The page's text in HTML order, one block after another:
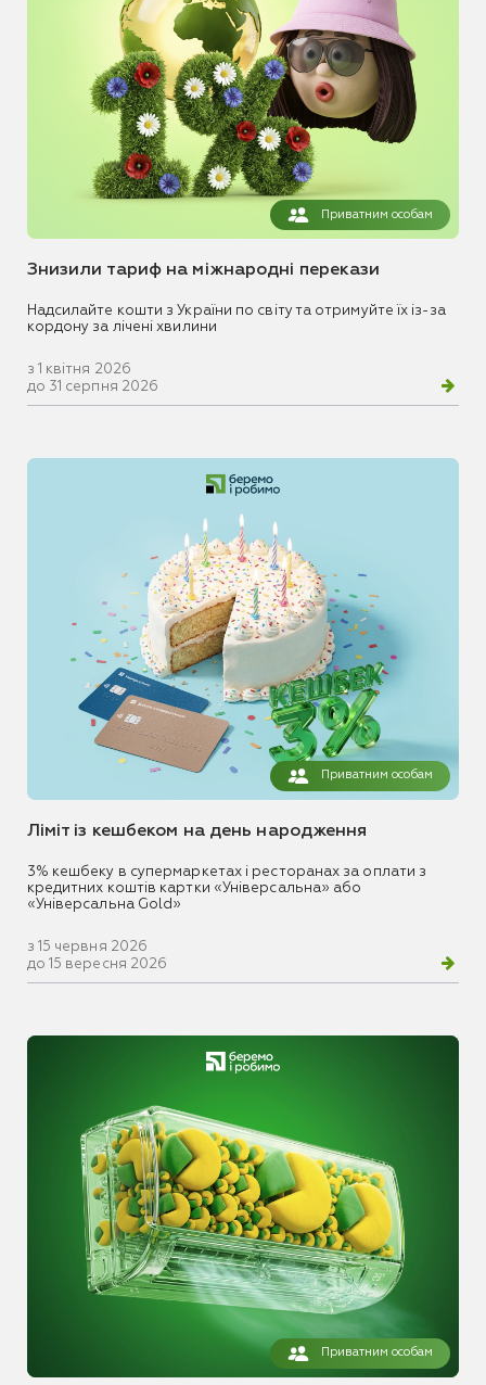
Приватним особам
Знизили тариф на міжнародні перекази
Надсилайте кошти з України по світу та отримуйте їх із-за
кордону за лічені хвилини
з 1 квітня 2026
до 31 серпня 2026
Приватним особам
Ліміт із кешбеком на день народження
3% кешбеку в супермаркетах і ресторанах за оплати з
кредитних коштів картки «Універсальна» або
«Універсальна Gold»
з 15 червня 2026
до 15 вересня 2026
Приватним особам